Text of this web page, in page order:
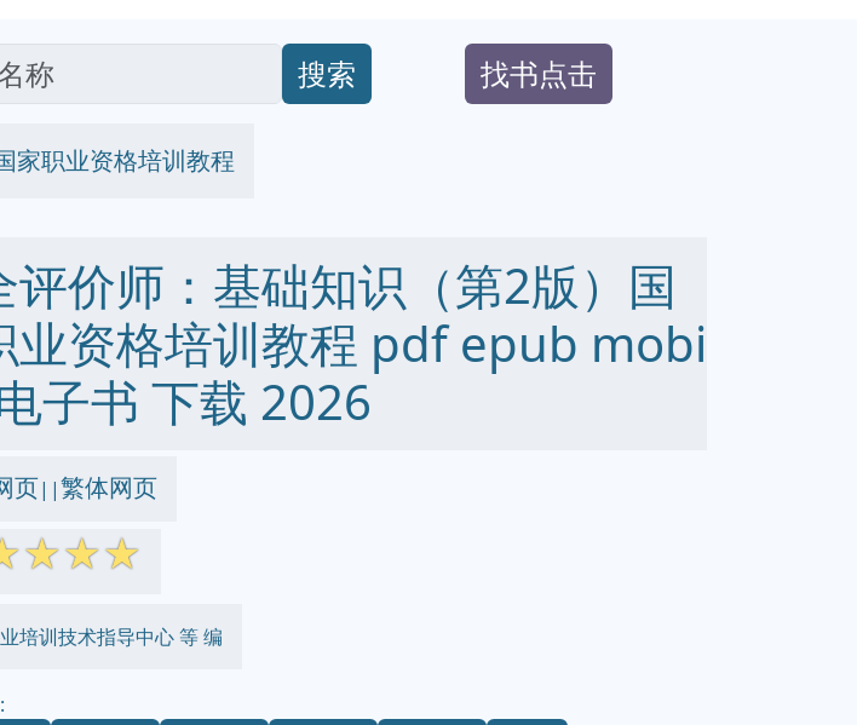
搜索 找书点击
家职业资格培训教程
评价师：基础知识（第2版）国
业资格培训教程 pdf epub mobi
子书 下载 2026
页||繁体网页
☆☆☆
培训技术指导中心 等 编